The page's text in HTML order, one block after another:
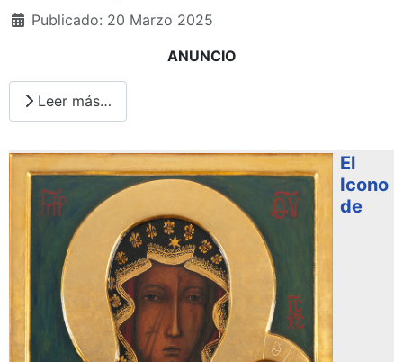
Publicado: 20 Marzo 2025
ANUNCIO
Leer más…
El
Icono
de